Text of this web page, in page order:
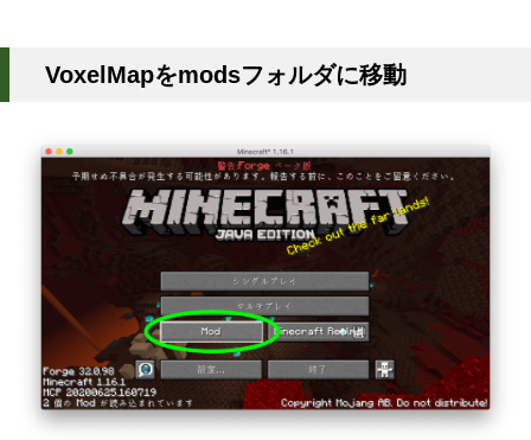
VoxelMapをmodsフォルダに移動